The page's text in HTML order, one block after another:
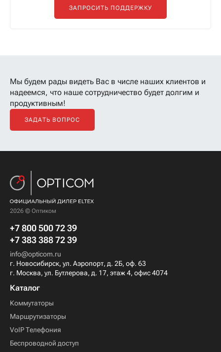
ЗАПРОСИТЬ ПОДДЕРЖКУ
Мы будем рады видеть Вас в числе наших клиентов и
надеемся, что наше сотрудничество будет долгим и
продуктивным!
ЗАДАТЬ ВОПРОС
2026 © Оптиком
+7 800 500 72 39
+7 383 388 72 39
info@opticom.ru
г. Новосибирск, ул. Аэропорт, д. 2Б, оф. 63
г. Москва, ул. Бутлерова, д. 17, этаж 4, офис 4074
Каталог
Коммутаторы
Маршрутизаторы
VoIP Телефония
Беспроводной доступ